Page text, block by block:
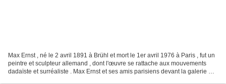
Max Ernst , né le 2 avril 1891 à Brühl et mort le 1er avril 1976 à Paris , fut un
peintre et sculpteur allemand , dont l'œuvre se rattache aux mouvements
dadaïste et surréaliste . Max Ernst et ses amis parisiens devant la galerie Au